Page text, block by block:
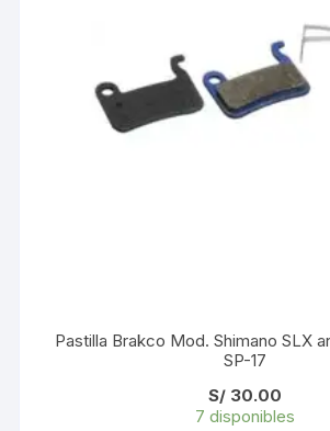
Pastilla Brakco Mod. Shimano SLX
SP-17
S/ 30.00
7 disponibles